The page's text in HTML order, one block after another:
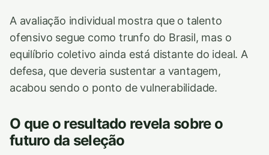
A avaliação individual mostra que o talento
ofensivo segue como trunfo do Brasil, mas o
equilíbrio coletivo ainda está distante do ideal. A
defesa, que deveria sustentar a vantagem,
acabou sendo o ponto de vulnerabilidade.
O que o resultado revela sobre o
futuro da seleção